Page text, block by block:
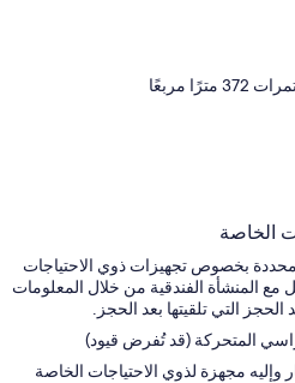
مربعًا
الخاصة
بخصوص تجهيزات ذوي الاحتياجات
مع المنشأة الفندقية من خلال المعلومات
الحجز التي تلقيتها بعد الحجز.
المتحركة (قد تُفرض قيود)
وإليه مجهزة لذوي الاحتياجات الخاصة